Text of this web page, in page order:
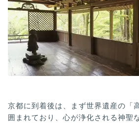
京都に到着後は、まず世界遺産の「
囲まれており、心が浄化される神聖